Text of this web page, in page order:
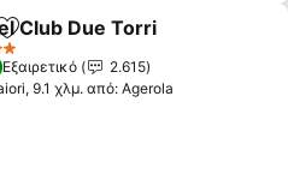
Προσθήκη στα αγαπημένα
Club Due Torri
Εξαιρετικό
2.615
9.1 χλμ. από: Agerola